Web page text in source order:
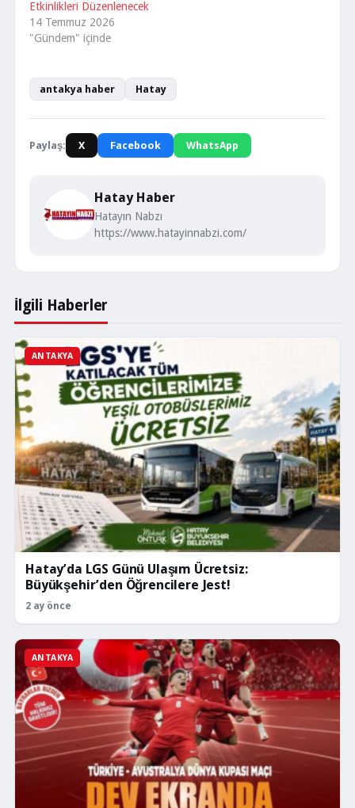
Etkinlikleri Düzenlenecek
14 Temmuz 2026
"Gündem" içinde
antakya haber Hatay
Paylaş: X Facebook WhatsApp
Hatay Haber
Hatayın Nabzı
https://www.hatayinnabzi.com/
İlgili Haberler
ANTAKYA
Hatay’da LGS Günü Ulaşım Ücretsiz:
Büyükşehir’den Öğrencilere Jest!
2 ay önce
ANTAKYA